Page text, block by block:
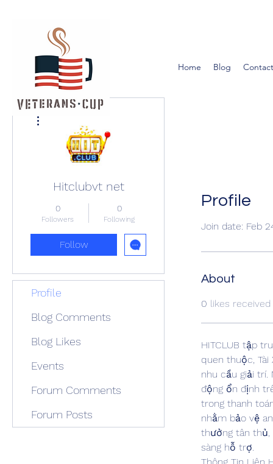
Home Blog
Profile
Join date: Feb
About
0 likes received
HITCLUB tập
quen thuộc,
nhu cầu giải
động ổn định
trong thanh
nhằm bảo vệ
thưởng tân thủ,
sàng hỗ trợ.
Hitclubvt net
0
Followers
0
Following
Follow
Profile
Blog Comments
Blog Likes
Events
Forum Comments
Forum Posts